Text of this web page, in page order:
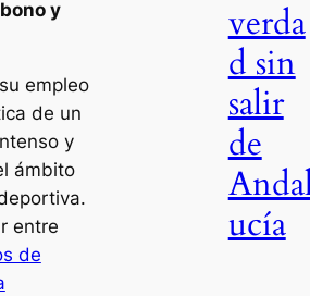
y
empleo
de un
y
ámbito
entre
de
verda
d sin
salir
de
ucía